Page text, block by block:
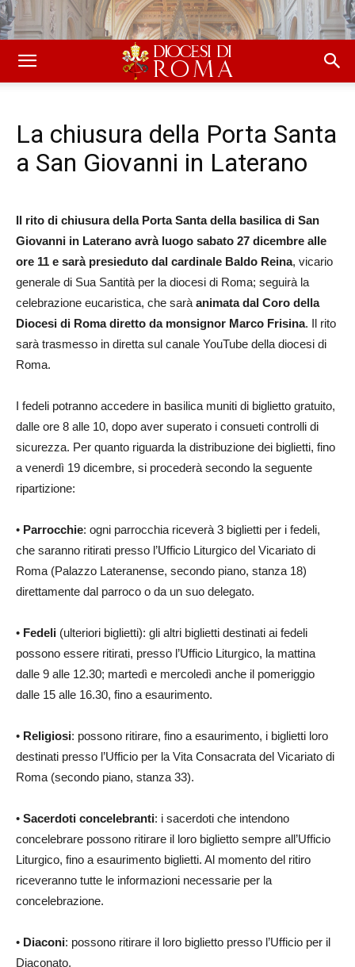
La chiusura della Porta Santa
a San Giovanni in Laterano
Il rito di chiusura della Porta Santa della basilica di San
Giovanni in Laterano avrà luogo sabato 27 dicembre alle
ore 11 e sarà presieduto dal cardinale Baldo Reina, vicario
generale di Sua Santità per la diocesi di Roma; seguirà la
celebrazione eucaristica, che sarà animata dal Coro della
Diocesi di Roma diretto da monsignor Marco Frisina. Il rito
sarà trasmesso in diretta sul canale YouTube della diocesi di
Roma.
I fedeli potranno accedere in basilica muniti di biglietto gratuito,
dalle ore 8 alle 10, dopo aver superato i consueti controlli di
sicurezza. Per quanto riguarda la distribuzione dei biglietti, fino
a venerdì 19 dicembre, si procederà secondo la seguente
ripartizione:
• Parrocchie: ogni parrocchia riceverà 3 biglietti per i fedeli,
che saranno ritirati presso l’Ufficio Liturgico del Vicariato di
Roma (Palazzo Lateranense, secondo piano, stanza 18)
direttamente dal parroco o da un suo delegato.
• Fedeli (ulteriori biglietti): gli altri biglietti destinati ai fedeli
possono essere ritirati, presso l’Ufficio Liturgico, la mattina
dalle 9 alle 12.30; martedì e mercoledì anche il pomeriggio
dalle 15 alle 16.30, fino a esaurimento.
• Religiosi: possono ritirare, fino a esaurimento, i biglietti loro
destinati presso l’Ufficio per la Vita Consacrata del Vicariato di
Roma (secondo piano, stanza 33).
• Sacerdoti concelebranti: i sacerdoti che intendono
concelebrare possono ritirare il loro biglietto sempre all’Ufficio
Liturgico, fino a esaurimento biglietti. Al momento del ritiro
riceveranno tutte le informazioni necessarie per la
concelebrazione.
• Diaconi: possono ritirare il loro biglietto presso l’Ufficio per il
Diaconato.